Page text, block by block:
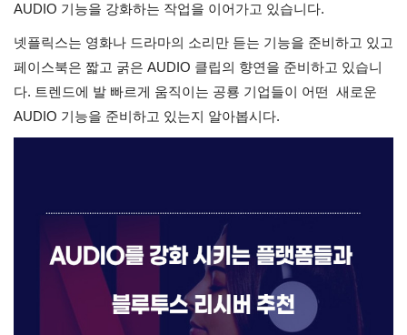
AUDIO 기능을 강화하는 작업을 이어가고 있습니다.
넷플릭스는 영화나 드라마의 소리만 듣는 기능을 준비하고 있고
페이스북은 짧고 굵은 AUDIO 클립의 향연을 준비하고 있습니
다. 트렌드에 발 빠르게 움직이는 공룡 기업들이 어떤  새로운
AUDIO 기능을 준비하고 있는지 알아봅시다.